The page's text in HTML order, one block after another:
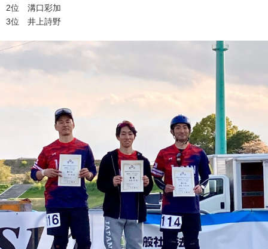
2位 溝口彩加
3位 井上詩野